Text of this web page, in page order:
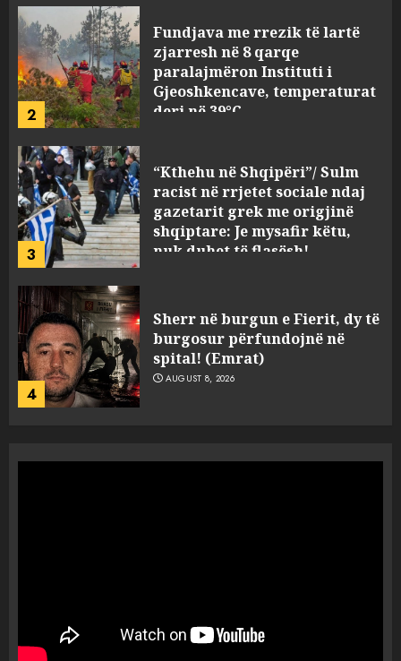
2
Fundjava me rrezik të lartë
zjarresh në 8 qarqe
paralajmëron Instituti i
Gjeoshkencave, temperaturat
deri në 39°C
3
“Kthehu në Shqipëri”/ Sulm
racist në rrjetet sociale ndaj
gazetarit grek me origjinë
shqiptare: Je mysafir këtu,
nuk duhet të flasësh!
4
Sherr në burgun e Fierit, dy të
burgosur përfundojnë në
spital! (Emrat)
AUGUST 8, 2026
ndoqi vrenda pallatit dhe e
vrau: Çfarë thonë fqinjët